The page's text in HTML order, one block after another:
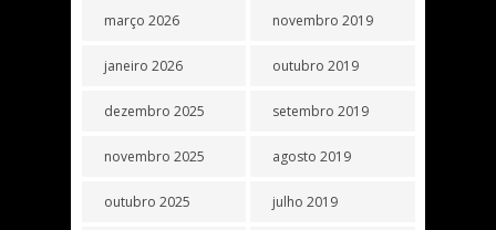
março 2026
janeiro 2026
dezembro 2025
novembro 2025
outubro 2025
novembro 2019
outubro 2019
setembro 2019
agosto 2019
julho 2019